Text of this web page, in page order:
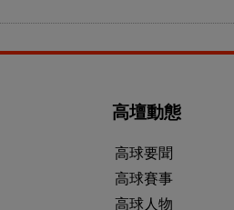
高壇動態
高球要聞
高球賽事
高球人物